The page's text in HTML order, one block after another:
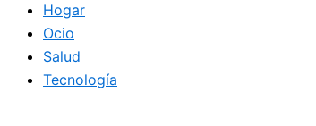
Hogar
Ocio
Salud
Tecnología